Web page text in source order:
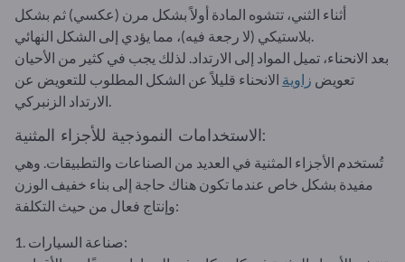
أثناء الثني، تتشوه المادة أولاً بشكل مرن (عكسي) ثم بشكل
بعد الانحناء، تميل المواد إلى الارتداد. لذلك يجب في كثير من الأحيان
تعويض زاوية الانحناء قليلاً عن الشكل المطلوب للتعويض عن
الاستخدامات النموذجية للأجزاء المثنية:
تُستخدم الأجزاء المثنية في العديد من الصناعات والتطبيقات. وهي
مفيدة بشكل خاص عندما تكون هناك حاجة إلى بناء خفيف الوزن
وإنتاج فعال من حيث التكلفة:
1. صناعة السيارات: